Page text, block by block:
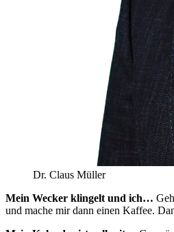
Dr. Claus Müller
Mein Wecker klingelt und ich…
und mache mir dann einen Kaffee.